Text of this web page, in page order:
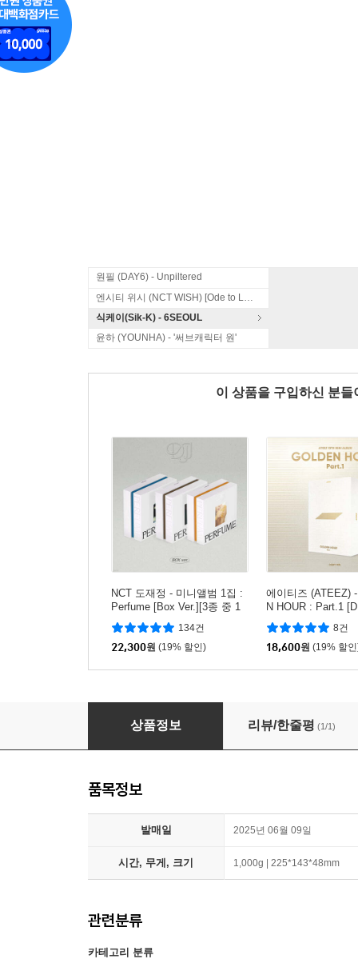
원필 (DAY6) - Unpiltered
엔시티 위시 (NCT WISH) [Ode to Love]
식케이(Sik-K) - 6SEOUL
윤하 (YOUNHA) - '써브캐릭터 원'
이 상품을 구입하신 분
NCT 도재정 - 미니앨범 1집 :
Perfume [Box Ver.][3종 중 1
종 랜덤발송]
134건
22,300원 (19% 할인)
에이티즈 (ATEEZ)
N HOUR : Part.1
r.]
8건
18,600원 (19% 할
[SEONGHWA] : Star Open ring
상품정보 리뷰/한줄평 (1/1)
품목정보
발매일 2025년 06월 09일
시간, 무게, 크기 1,000g | 225*143*48mm
관련분류
카테고리 분류